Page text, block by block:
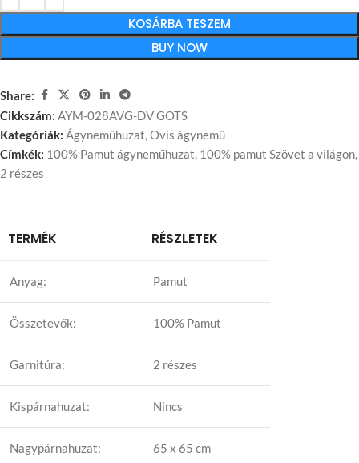
KOSÁRBA TESZEM
BUY NOW
Share:
Cikkszám: AYM-028AVG-DV GOTS
Kategóriák: Ágyneműhuzat,Ovis ágynemű
Címkék: 100% Pamut ágyneműhuzat, 100% pamut Szövet a világon,
2 részes
TERMÉK RÉSZLETEK
Anyag: Pamut
Összetevők: 100% Pamut
Garnitúra: 2 részes
Kispárnahuzat: Nincs
Nagypárnahuzat: 65 x 65 cm